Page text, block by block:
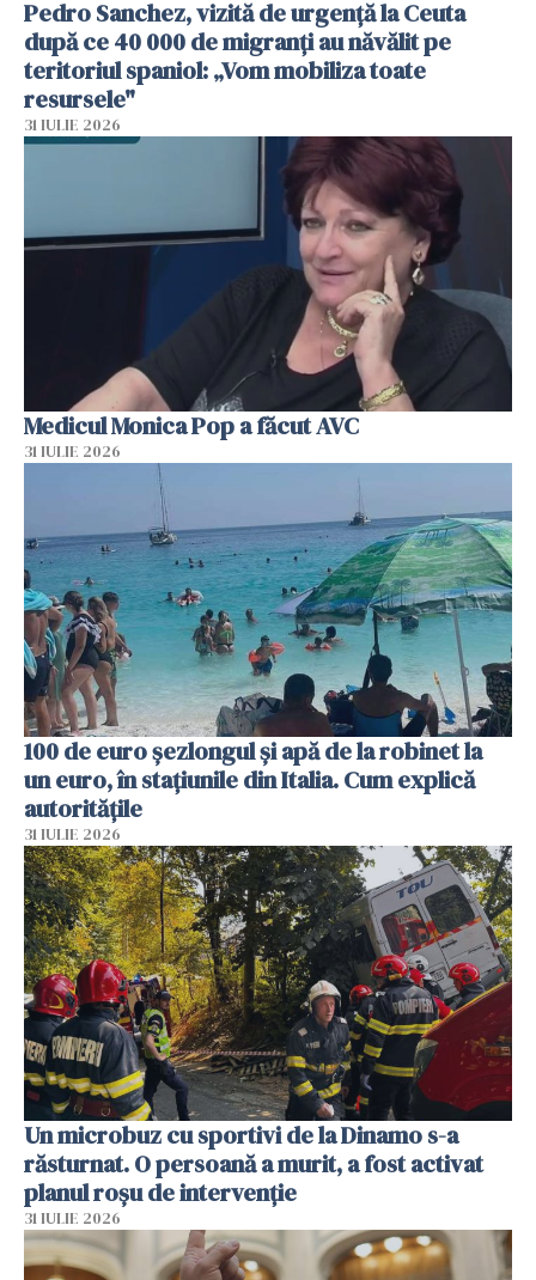
Pedro Sanchez, vizită de urgență la Ceuta
după ce 40 000 de migranți au năvălit pe
teritoriul spaniol: „Vom mobiliza toate
resursele"
31 IULIE 2026
Medicul Monica Pop a făcut AVC
31 IULIE 2026
100 de euro șezlongul și apă de la robinet la
un euro, în stațiunile din Italia. Cum explică
autoritățile
31 IULIE 2026
Un microbuz cu sportivi de la Dinamo s-a
răsturnat. O persoană a murit, a fost activat
planul roșu de intervenție
31 IULIE 2026